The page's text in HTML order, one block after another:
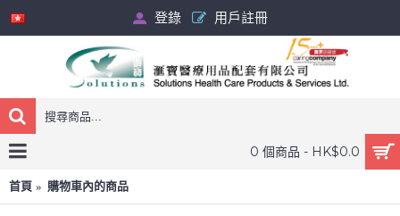
登錄 用戶註冊
0 個商品 - HK$0.0
首頁 購物車內的商品